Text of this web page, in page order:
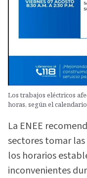
Los trabajos eléctricos
horas, según el
La ENEE
sectores tomar las
los horarios
inconvenientes